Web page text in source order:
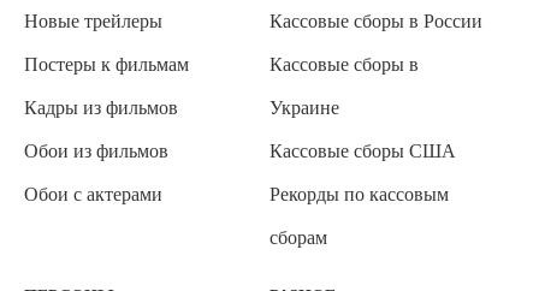
Новые трейлеры
Постеры к фильмам
Кадры из фильмов
Обои из фильмов
Обои с актерами
Кассовые сборы в России
Кассовые сборы в
Украине
Кассовые сборы США
Рекорды по кассовым
сборам